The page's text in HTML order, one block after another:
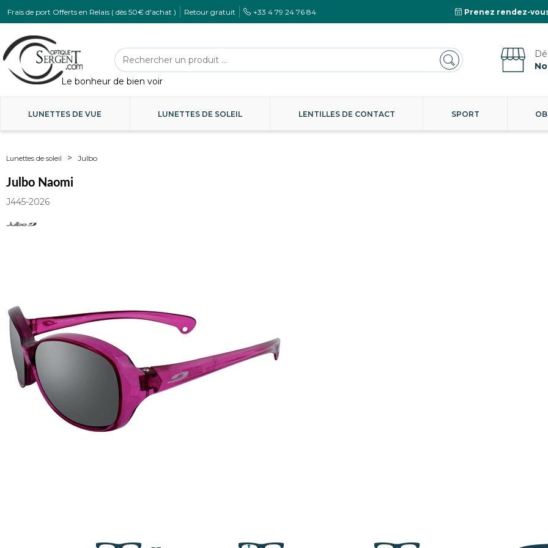
Frais de port Offerts en Relais ( dès 50€ d'achat ) Retour gratuit +33 4 79 24 76 84 Prenez rendez-
LUNETTES DE VUE LUNETTES DE SOLEIL LENTILLES DE CONTACT SPORT
Lunettes de soleil Julbo
Julbo Naomi
J445-2026